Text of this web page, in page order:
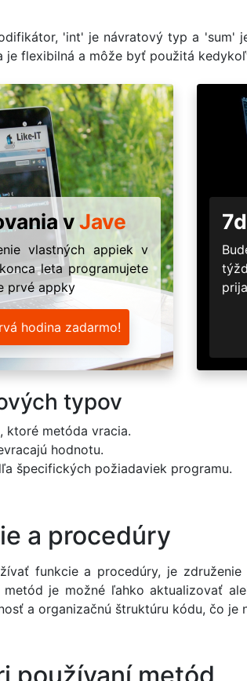
'int' je návratový typ a 'sum'
je flexibilná a môže byť použitá
vJave
vlastných appiek v
leta programujete
prvé appky
hodina zadarmo!
typov
ktoré metóda vracia.
hodnotu.
špecifických požiadaviek programu.
a procedúry
funkcie a procedúry, je
je možné ľahko aktualizovať
a organizačnú štruktúru kódu, čo